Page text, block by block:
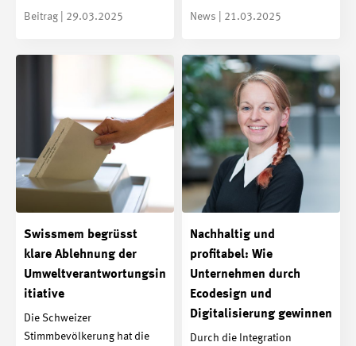
Beitrag | 29.03.2025 News | 21.03.2025
Nachhaltig und
profitabel: Wie
Unternehmen durch
Ecodesign und
Digitalisierung gewinnen
Durch die Integration
Swissmem begrüsst
klare Ablehnung der
Umweltverantwortungsin
itiative
Die Schweizer
Stimmbevölkerung hat die